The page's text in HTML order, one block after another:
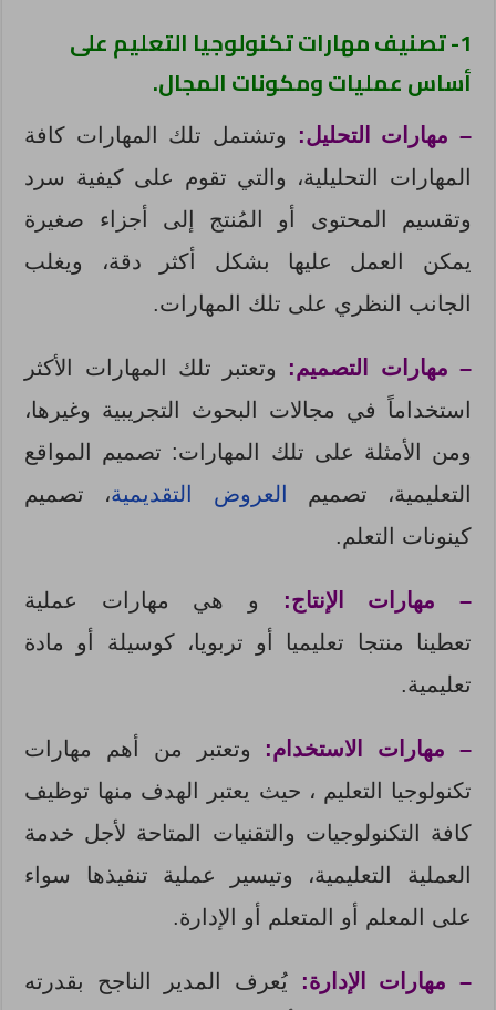
1- تصنيف مهارات تكنولوجيا التعليم على
أساس عمليات ومكونات المجال.
– مهارات التحليل:
وتشتمل تلك المهارات كافة
المهارات التحليلية، والتي تقوم على كيفية سرد
وتقسيم المحتوى أو المُنتج إلى أجزاء صغيرة
يمكن العمل عليها بشكل أكثر دقة، ويغلب
الجانب النظري على تلك المهارات.
– مهارات التصميم: وتعتبر تلك المهارات الأكثر
استخداماً في مجالات البحوث التجريبية وغيرها،
ومن الأمثلة على تلك المهارات: تصميم المواقع
التعليمية، تصميم
العروض التقديمية، تصميم
كينونات التعلم.
– مهارات الإنتاج:
و هي مهارات عملية
تعطينا منتجا تعليميا أو تربويا، كوسيلة أو مادة
تعليمية.
– مهارات الاستخدام: وتعتبر من أهم مهارات
تكنولوجيا التعليم ، حيث يعتبر الهدف منها توظيف
كافة التكنولوجيات والتقنيات المتاحة لأجل خدمة
العملية التعليمية، وتيسير عملية تنفيذها سواء
على المعلم أو المتعلم أو الإدارة.
– مهارات الإدارة: يُعرف المدير الناجح بقدرته